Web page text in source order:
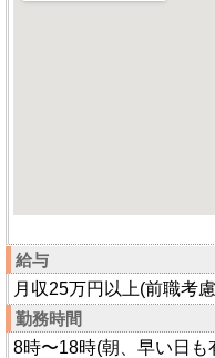
給与
月収25万円以上(前職考
勤務時間
8時〜18時(朝、早い日も